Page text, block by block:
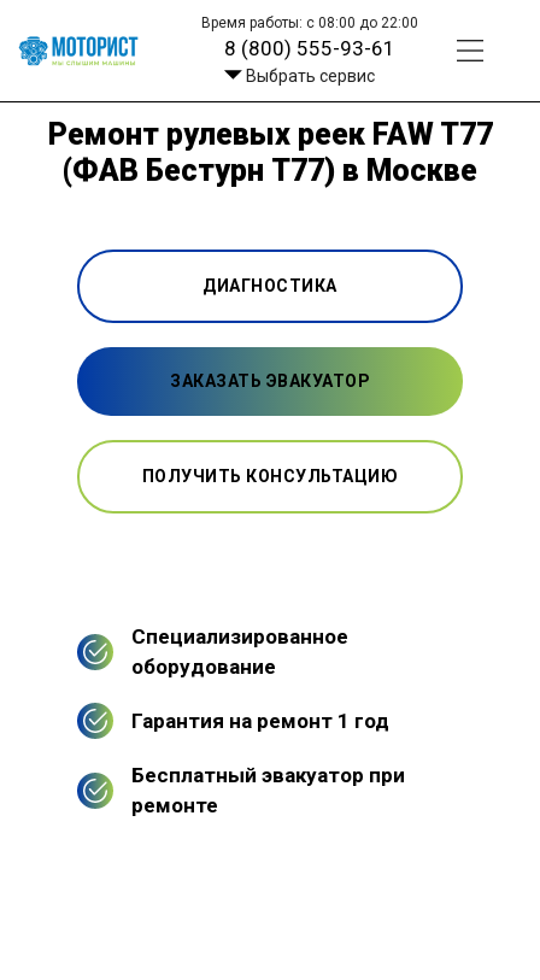
Время работы: с 08:00 до 22:00
8 (800) 555-93-61
Выбрать сервис
Ремонт рулевых реек FAW T77
(ФАВ Бестурн Т77) в Москве
ДИАГНОСТИКА
ЗАКАЗАТЬ ЭВАКУАТОР
ПОЛУЧИТЬ КОНСУЛЬТАЦИЮ
Специализированное
оборудование
Гарантия на ремонт 1 год
Бесплатный эвакуатор при
ремонте